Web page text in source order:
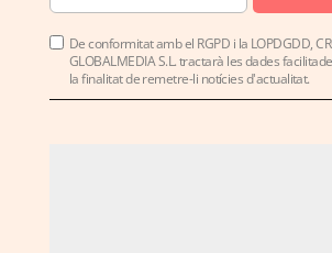
De conformitat amb el RGPD i la LOPDGDD,
GLOBALMEDIA S.L. tractarà les dades
la finalitat de remetre-li notícies d'actualitat.